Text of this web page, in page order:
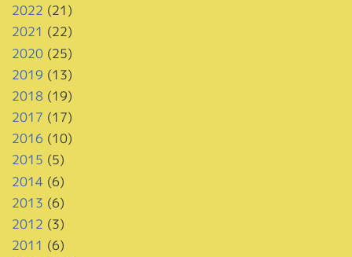
2022 (21)
2021 (22)
2020(25)
2019 (13)
2018 (19)
2017 (17)
2016 (10)
2015 (5)
2014 (6)
2013 (6)
2012 (3)
2011 (6)